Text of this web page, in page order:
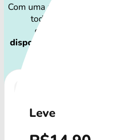
Com uma variedade de
todos os perfis de pets:
companheiro sênior que
disponibilidade dos Petlove
Leve